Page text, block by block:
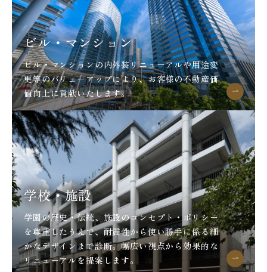
ビル・マンション
ビル・マンションの内外装リニューアルや用途変
更等のバリューアップにより、お客様の不動産価
値向上に貢献いたします。
学校・施設
学園の歴史・伝統、施設のコンセプト・ポリシー
を尊重したうえで、耐震性から使い勝手に係る細
かなデザインまで診断。幅広い視点から効果的な
リニューアルを提案します。